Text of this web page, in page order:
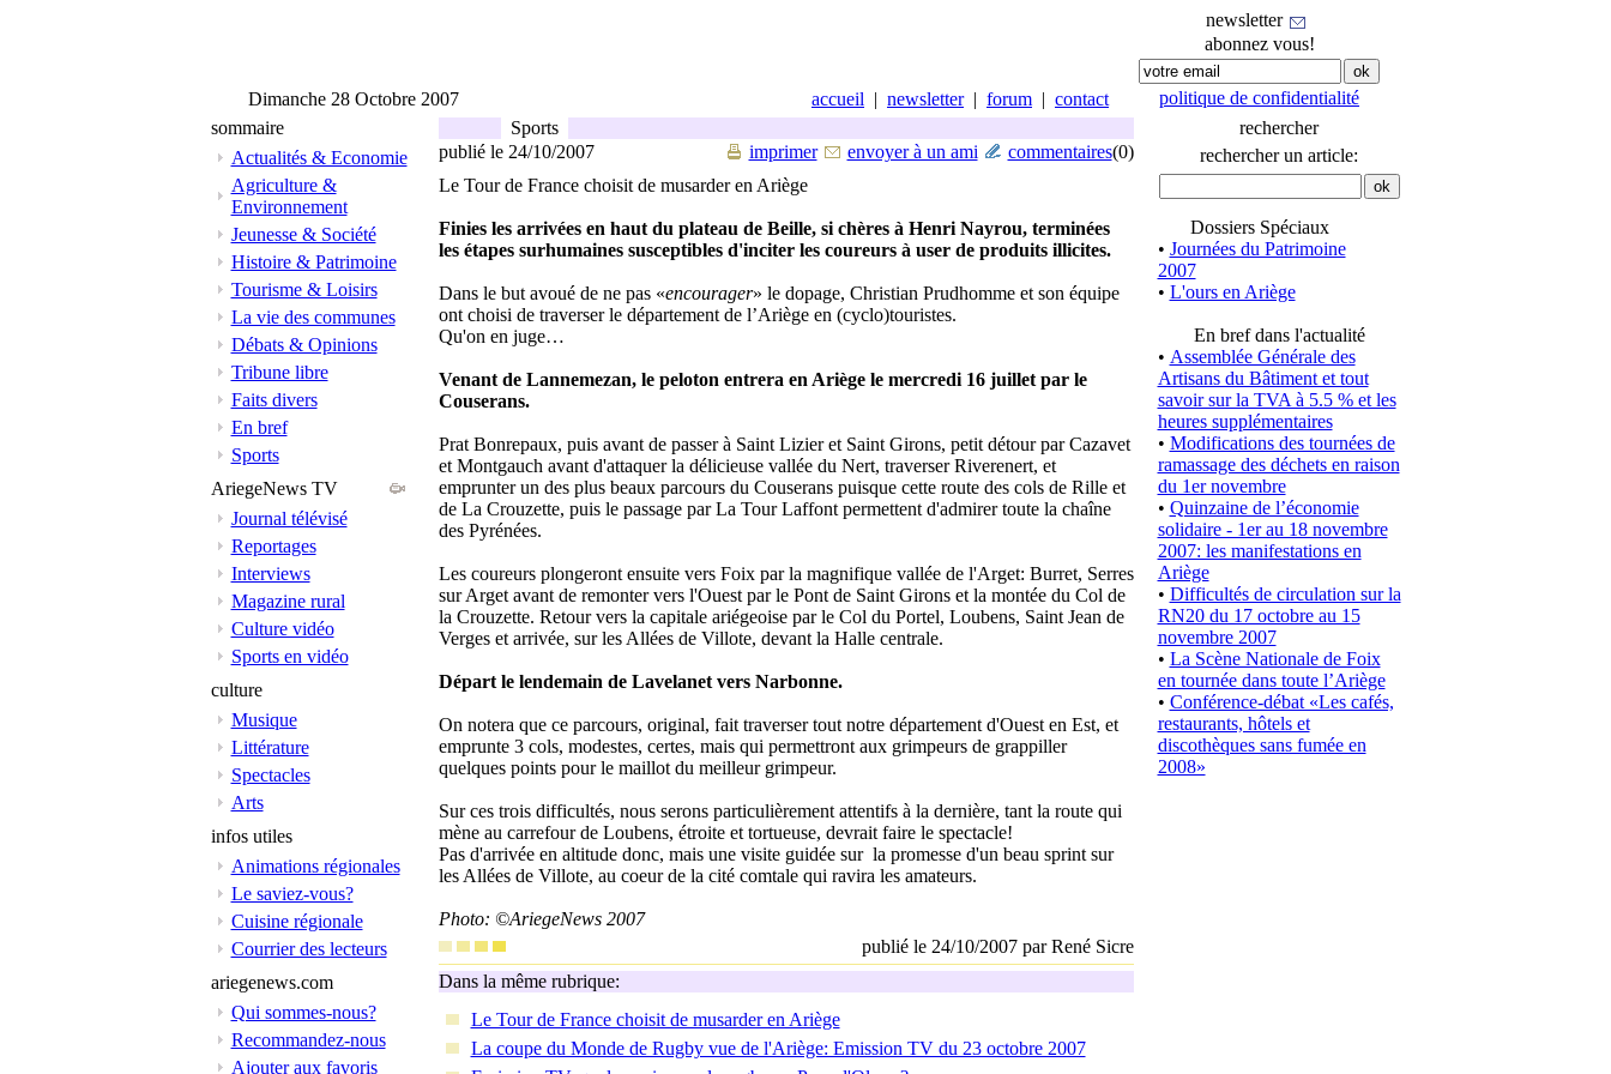
Dimanche 28 Octobre 2007 accueil | newsletter| forum | contact
newsletter
abonnez vous!
politique de confidentialité
sommaire
Actualités & Economie
Agriculture &
Environnement
Jeunesse & Société
Histoire & Patrimoine
Tourisme & Loisirs
La vie des communes
Débats & Opinions
Tribune libre
Faits divers
En bref
Sports
AriegeNews TV
Journal télévisé
Reportages
Interviews
Magazine rural
Culture vidéo
Sports en vidéo
culture
Musique
Littérature
Spectacles
Arts
infos utiles
Animations régionales
Le saviez-vous?
Cuisine régionale
Courrier des lecteurs
ariegenews.com
Qui sommes-nous?
Recommandez-nous
Ajouter aux favoris
Sports
publié le 24/10/2007
imprimer envoyer à un ami commentaires(0)
Le Tour de France choisit de musarder en Ariège
Finies les arrivées en haut du plateau de Beille, si chères à Henri Nayrou, terminées
les étapes surhumaines susceptibles d'inciter les coureurs à user de produits illicites.
Dans le but avoué de ne pas «encourager» le dopage, Christian Prudhomme et son équipe
ont choisi de traverser le département de l’Ariège en (cyclo)touristes.
Qu'on en juge…
Venant de Lannemezan, le peloton entrera en Ariège le mercredi 16 juillet par le
Couserans.
Prat Bonrepaux, puis avant de passer à Saint Lizier et Saint Girons, petit détour par Cazavet
et Montgauch avant d'attaquer la délicieuse vallée du Nert, traverser Riverenert, et
emprunter un des plus beaux parcours du Couserans puisque cette route des cols de Rille et
de La Crouzette, puis le passage par La Tour Laffont permettent d'admirer toute la chaîne
des Pyrénées.
Les coureurs plongeront ensuite vers Foix par la magnifique vallée de l'Arget: Burret, Serres
sur Arget avant de remonter vers l'Ouest par le Pont de Saint Girons et la montée du Col de
la Crouzette. Retour vers la capitale ariégeoise par le Col du Portel, Loubens, Saint Jean de
Verges et arrivée, sur les Allées de Villote, devant la Halle centrale.
Départ le lendemain de Lavelanet vers Narbonne.
On notera que ce parcours, original, fait traverser tout notre département d'Ouest en Est, et
emprunte 3 cols, modestes, certes, mais qui permettront aux grimpeurs de grappiller
quelques points pour le maillot du meilleur grimpeur.
Sur ces trois difficultés, nous serons particulièrement attentifs à la dernière, tant la route qui
mène au carrefour de Loubens, étroite et tortueuse, devrait faire le spectacle!
Pas d'arrivée en altitude donc, mais une visite guidée sur la promesse d'un beau sprint sur
les Allées de Villote, au coeur de la cité comtale qui ravira les amateurs.
Photo: ©AriegeNews 2007
publié le 24/10/2007 par René Sicre
Dans la même rubrique:
Le Tour de France choisit de musarder en Ariège
La coupe du Monde de Rugby vue de l'Ariège: Emission TV du 23 octobre 2007
rechercher
rechercher un article:
Dossiers Spéciaux
• Journées du Patrimoine
2007
• L'ours en Ariège
En bref dans l'actualité
• Assemblée Générale des
Artisans du Bâtiment et tout
savoir sur la TVA à 5.5 % et les
heures supplémentaires
• Modifications des tournées de
ramassage des déchets en raison
du 1er novembre
• Quinzaine de l’économie
solidaire - 1er au 18 novembre
2007: les manifestations en
Ariège
• Difficultés de circulation sur la
RN20 du 17 octobre au 15
novembre 2007
• La Scène Nationale de Foix
en tournée dans toute l’Ariège
• Conférence-débat «Les cafés,
restaurants, hôtels et
discothèques sans fumée en
2008»